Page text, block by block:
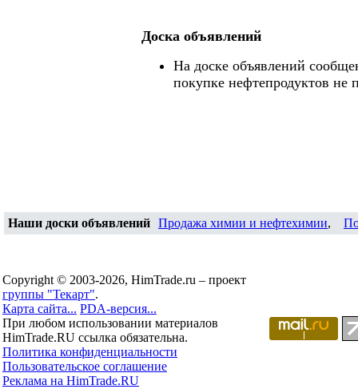
Доска объявлений
На доске объявлений
покупке нефтепродуктов не
Наши доски объявлений Продажа химии и нефтехимии,
Copyright © 2003-2026, HimTrade.ru – проект
группы "Текарт".
Карта сайта... PDA-версия...
При любом использовании материалов
HimTrade.RU ссылка обязательна.
Политика конфиденциальности
Пользовательское соглашение
Реклама на HimTrade.RU